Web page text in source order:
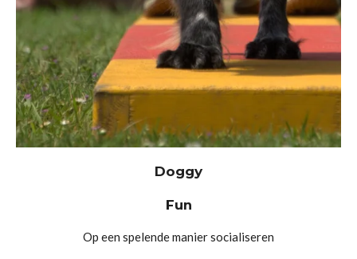
Doggy
Fun
Op een spelende manier socialiseren